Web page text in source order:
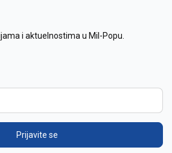
i aktuelnostima u Mil-Popu.
Prijavite se